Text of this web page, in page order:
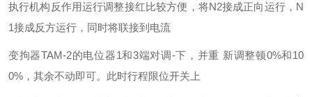
执行机构反作用运行调整接红比较方便，将N2接成正向运行，N
1接成反方运行，同时将联接到电流
变拘器TAM-2的电位器1和3端对调-下，并重 新调整顿0%和10
0%，其余不动即可。此时行程限位开关上